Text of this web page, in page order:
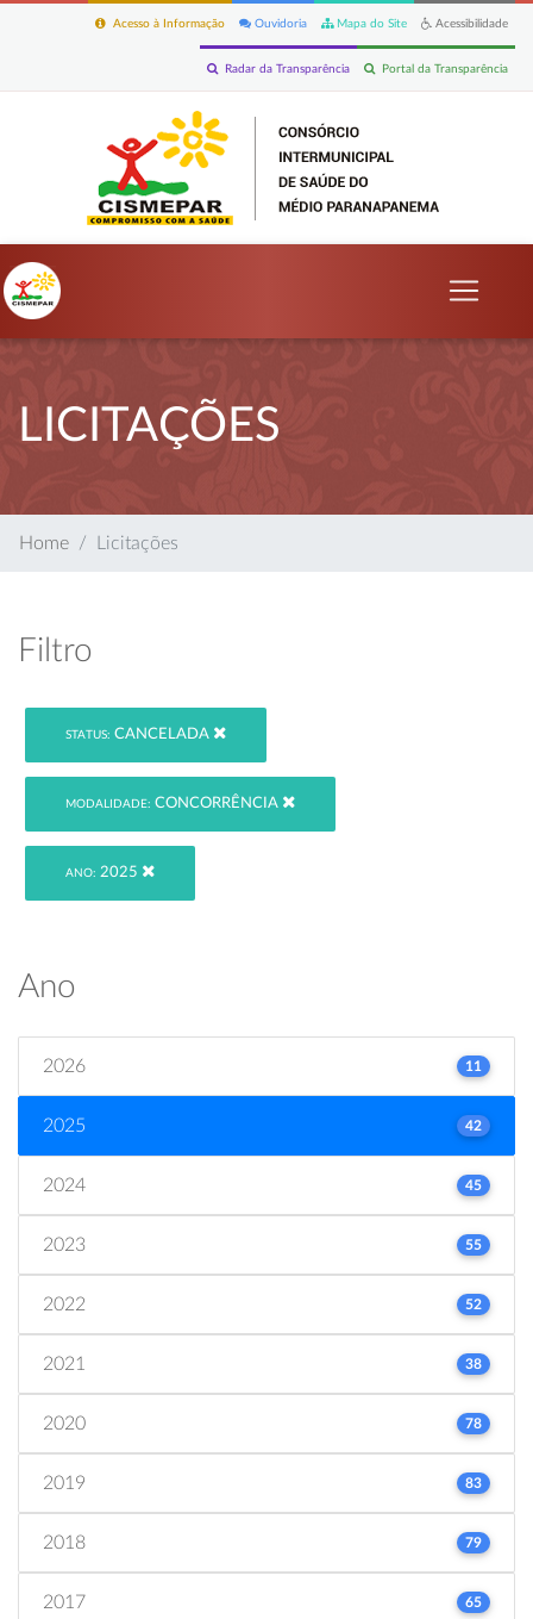
Acessibilidade
Mapa do Site
Ouvidoria
Acesso à Informação
Portal da Transparência
Radar da Transparência
LICITAÇÕES
Home Licitações
Filtro
STATUS: CANCELADA
MODALIDADE: CONCORRÊNCIA
ANO: 2025
Ano
2026 11
2025 42
2024 45
2023 55
2022 52
2021 38
2020 78
2019 83
2018 79
2017 65